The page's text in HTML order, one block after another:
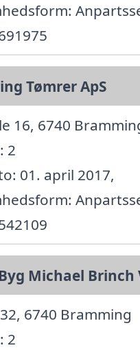
Tømrer ApS
16, 6740
2
01. april 2017,
Michael Brinch
6740 Bramming
2